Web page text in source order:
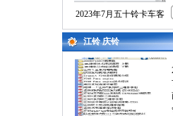
2023年7月五十铃卡车客
江铃 庆铃